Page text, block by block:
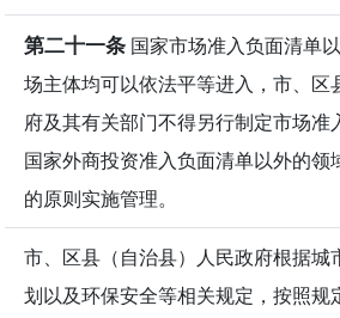
第二十一条 国家市场准入负面清单
场主体均可以依法平等进入，市、区
府及其有关部门不得另行制定市场准
国家外商投资准入负面清单以外的领
的原则实施管理。
市、区县（自治县）人民政府根据城
划以及环保安全等相关规定，按照规